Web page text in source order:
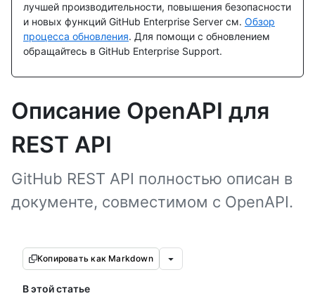
лучшей производительности, повышения безопасности
и новых функций GitHub Enterprise Server см. Обзор
процесса обновления. Для помощи с обновлением
обращайтесь в GitHub Enterprise Support.
Описание OpenAPI для
REST API
GitHub REST API полностью описан в
документе, совместимом с OpenAPI.
Копировать как Markdown
В этой статье